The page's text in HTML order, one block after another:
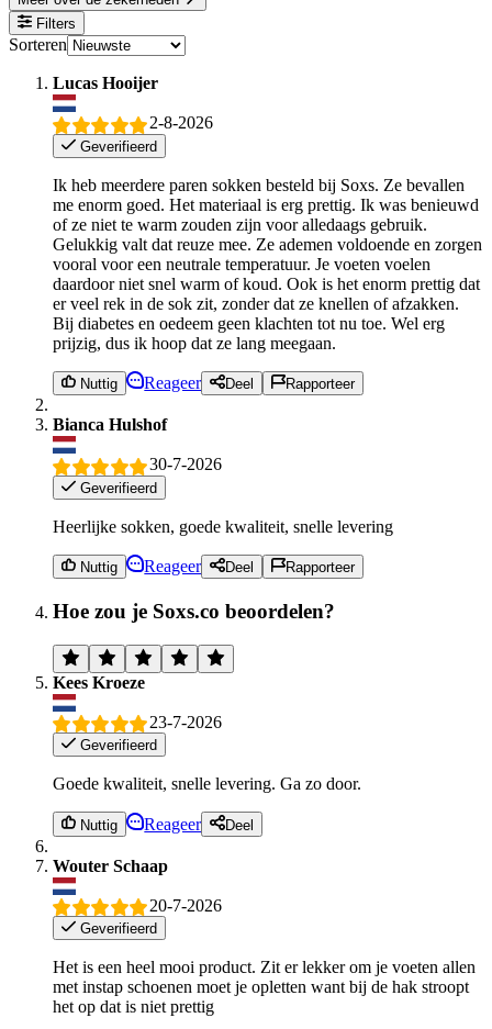
Filters
Sorteren
Lucas Hooijer
2-8-2026
Geverifieerd
Ik heb meerdere paren sokken besteld bij Soxs. Ze bevallen
me enorm goed. Het materiaal is erg prettig. Ik was benieuwd
of ze niet te warm zouden zijn voor alledaags gebruik.
Gelukkig valt dat reuze mee. Ze ademen voldoende en zorgen
vooral voor een neutrale temperatuur. Je voeten voelen
daardoor niet snel warm of koud. Ook is het enorm prettig dat
er veel rek in de sok zit, zonder dat ze knellen of afzakken.
Bij diabetes en oedeem geen klachten tot nu toe. Wel erg
prijzig, dus ik hoop dat ze lang meegaan.
Nuttig Reageer Deel Rapporteer
Bianca Hulshof
30-7-2026
Geverifieerd
Heerlijke sokken, goede kwaliteit, snelle levering
Nuttig Reageer Deel Rapporteer
Hoe zou je Soxs.co beoordelen?
Kees Kroeze
23-7-2026
Geverifieerd
Goede kwaliteit, snelle levering. Ga zo door.
Nuttig Reageer Deel
Wouter Schaap
20-7-2026
Geverifieerd
Het is een heel mooi product. Zit er lekker om je voeten allen
met instap schoenen moet je opletten want bij de hak stroopt
het op dat is niet prettig